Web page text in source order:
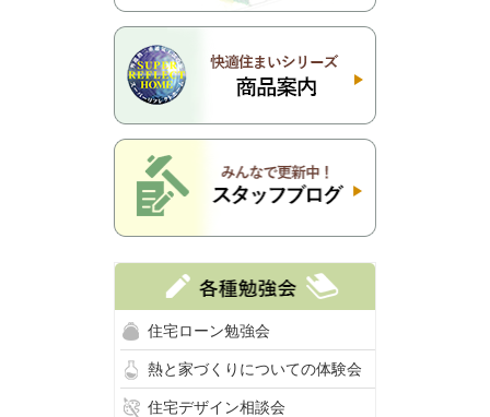
住宅ローン勉強会
熱と家づくりについての体験会
住宅デザイン相談会